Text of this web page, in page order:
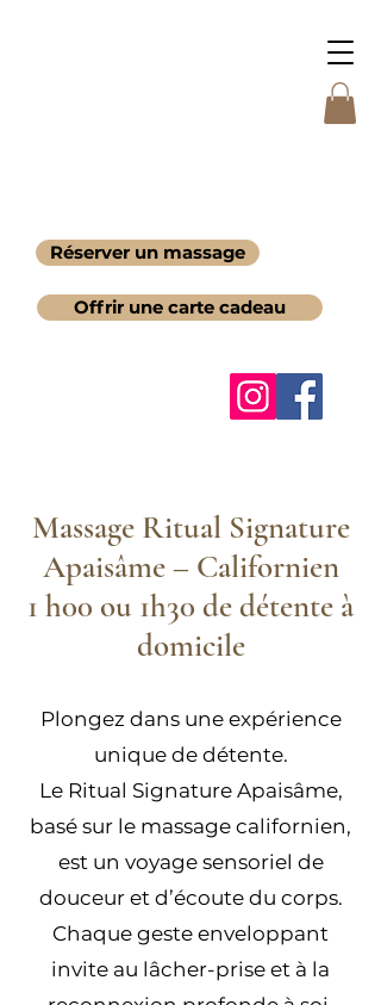
Réserver un massage
Offrir une carte cadeau
Massage Ritual Signature
Apaisâme – Californien
1 h00 ou 1h30 de détente à
domicile
Plongez dans une expérience
unique de détente.
Le Ritual Signature Apaisâme,
basé sur le massage californien,
est un voyage sensoriel de
douceur et d’écoute du corps.
Chaque geste enveloppant
invite au lâcher-prise et à la